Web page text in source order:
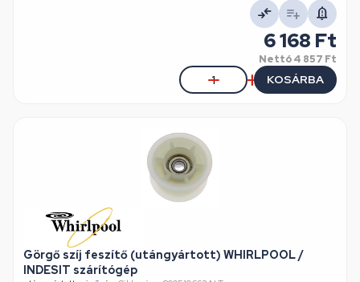
6 168 Ft
Nettó4 857 Ft
KOSÁRBA
Görgő szíj feszítő (utángyártott) WHIRLPOOL /
INDESIT szárítógép